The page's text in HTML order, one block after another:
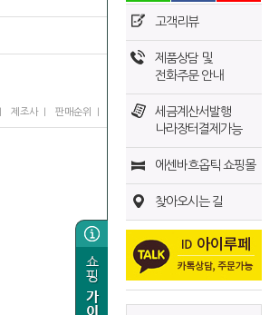
고객리뷰
제품상담 및
전화주문 안내
세금계산서발행
나라장터결제가능
에센바흐옵틱 쇼핑몰
찾아오시는 길
제조사I 판매순위 많이 본 상품